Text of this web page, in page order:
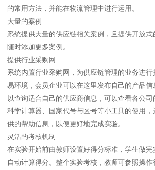
的常用方法，并能在物流管理中进行运用。
大量的案例
系统提供大量的供应链相关案例，且提供开放式
随时添加更多案例。
提供行业采购网
系统内置行业采购网，为供应链管理的业务进行
易环境，会员企业可以在这里发布自己的产品信
以查询适合自己的供应商信息，可以查看各公
科学计算器、国家代号与区号等小工具的使用，
供的帮助信息，以便更好地完成实验。
灵活的考核机制
在实验开始前由教师设置好得分标准，学生做完
自动计算得分。整个实验考核，教师可参照操